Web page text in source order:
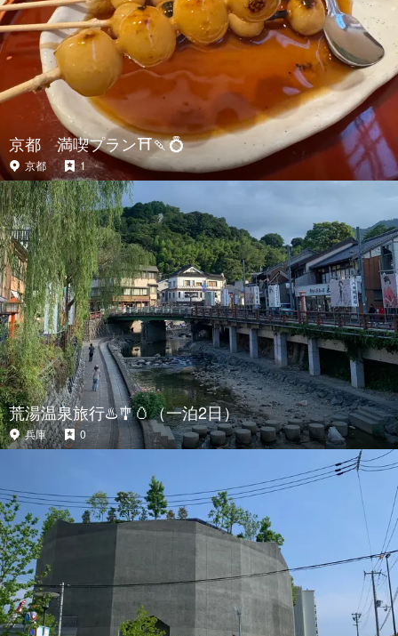
京都 満喫プラン⛩️🍡💍
京都 1
荒湯温泉旅行♨️🎐🥚（一泊2日）
兵庫 0